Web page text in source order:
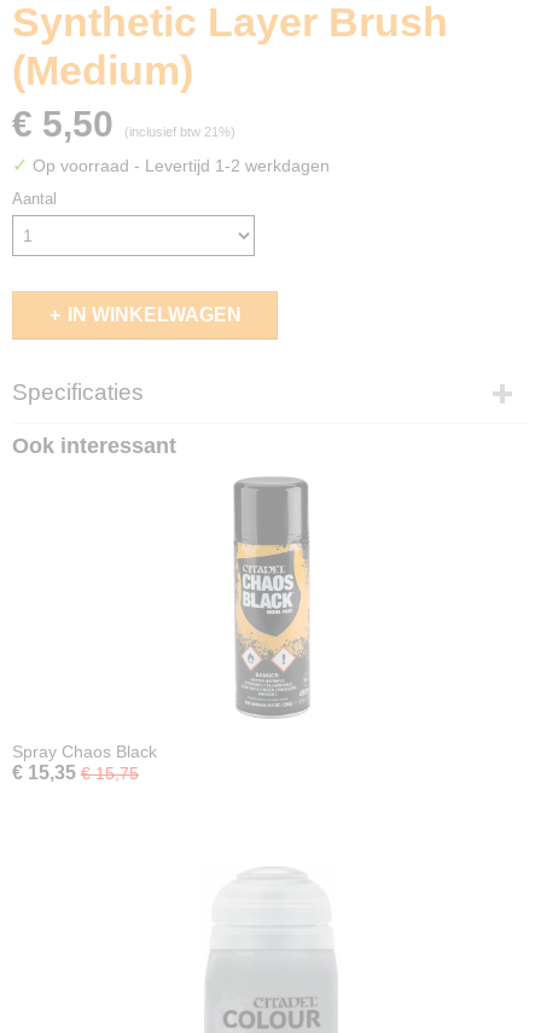
Synthetic Layer Brush
(Medium)
€ 5,50 (inclusief btw 21%)
✓ Op voorraad - Levertijd 1-2 werkdagen
Aantal
IN WINKELWAGEN
Specificaties
EAN code
Ook interessant
Spray Chaos Black
€ 15,35 € 15,75